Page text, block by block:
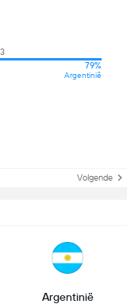
79%
Argentinië
Volgende
Argentinië